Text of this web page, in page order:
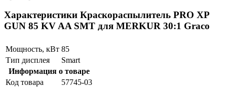
Характеристики Краскораспылитель PRO XP
GUN 85 KV AA SMT для MERKUR 30:1 Graco
Мощность, кВт 85
Тип дисплея
Smart
Информация о товаре
Код товара
57745-03